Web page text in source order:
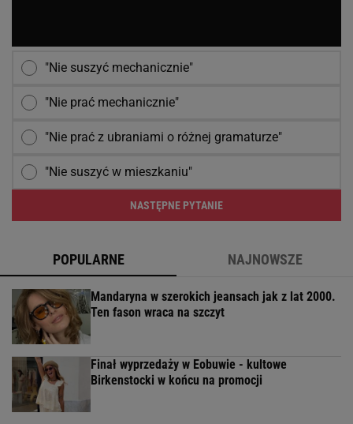
"Nie suszyć mechanicznie"
"Nie prać mechanicznie"
"Nie prać z ubraniami o różnej gramaturze"
"Nie suszyć w mieszkaniu"
NASTĘPNE PYTANIE
POPULARNE NAJNOWSZE
Mandaryna w szerokich jeansach jak z lat 2000.
Ten fason wraca na szczyt
Finał wyprzedaży w Eobuwie - kultowe
Birkenstocki w końcu na promocji